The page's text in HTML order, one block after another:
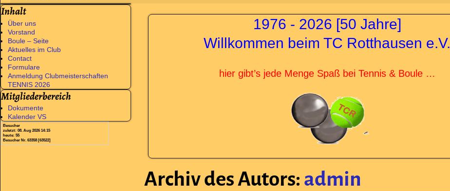
1976 - 2026 [50 Jahre]
Willkommen beim TC Rotthausen e.V.
hier gibt’s jede Menge Spaß bei Tennis & Boule …
Archiv des Autors: admin
Inhalt
Über uns
Vorstand
Boule – Seite
Aktuelles im Club
Contact
Formulare
Anmeldung Clubmeisterschaften
TENNIS 2026
Mitgliederbereich
Dokumente
Kalender VS
Besucher
zuletzt: 08. Aug 2026 14:15
heute: 55
Besucher Nr. 63358 [63522]